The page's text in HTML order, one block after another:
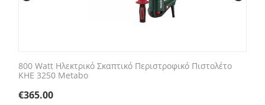
800 Watt Ηλεκτρικό Σκαπτικό Περιστροφικό Πιστολέτο
KHE 3250 Metabo
€365.00